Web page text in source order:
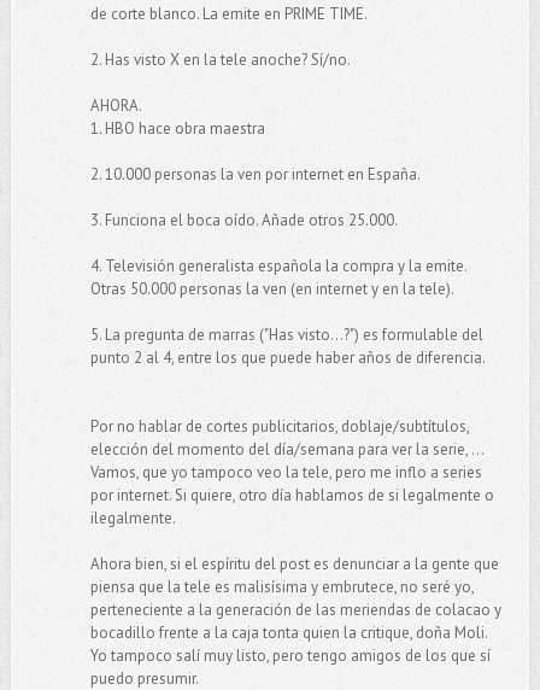
de corte blanco. La emite en PRIME TIME.
2. Has visto X en la tele anoche? Sí/no.
AHORA.
1. HBO hace obra maestra
2. 10.000 personas la ven por internet en España.
3. Funciona el boca oído. Añade otros 25.000.
4. Televisión generalista española la compra y la emite.
Otras 50.000 personas la ven (en internet y en la tele).
5. La pregunta de marras ("Has visto...?") es formulable del
punto 2 al 4, entre los que puede haber años de diferencia.
Por no hablar de cortes publicitarios, doblaje/subtítulos,
elección del momento del día/semana para ver la serie, ...
Vamos, que yo tampoco veo la tele, pero me inflo a series
por internet. Si quiere, otro día hablamos de si legalmente o
ilegalmente.
Ahora bien, si el espíritu del post es denunciar a la gente que
piensa que la tele es malisísima y embrutece, no seré yo,
perteneciente a la generación de las meriendas de colacao y
bocadillo frente a la caja tonta quien la critique, doña Moli.
Yo tampoco salí muy listo, pero tengo amigos de los que sí
puedo presumir.